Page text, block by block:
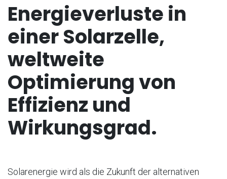
Energieverluste in
einer Solarzelle,
weltweite
Optimierung von
Effizienz und
Wirkungsgrad.
Solarenergie wird als die Zukunft der alternativen